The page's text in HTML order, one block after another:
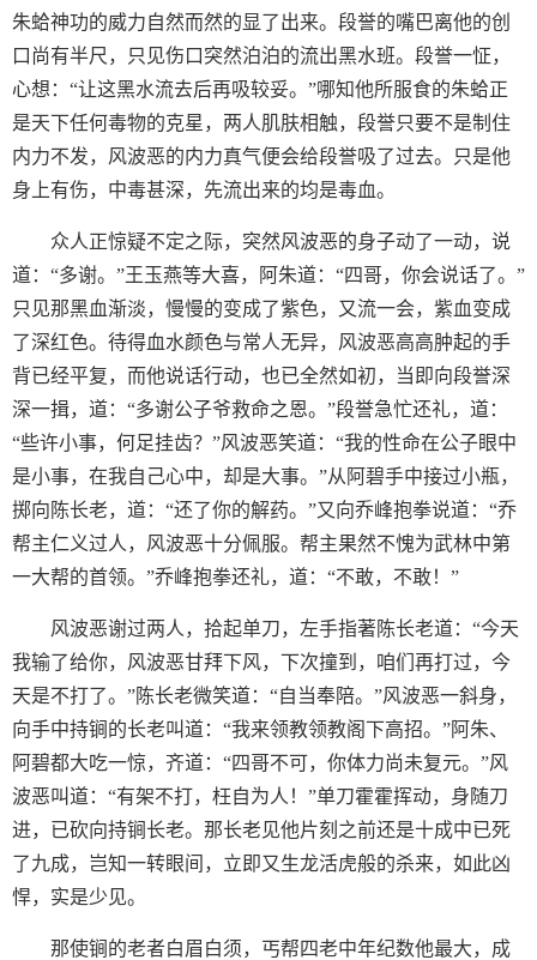
朱蛤神功的威力自然而然的显了出来。段誉的嘴巴离他的创
口尚有半尺，只见伤口突然泊泊的流出黑水班。段誉一怔，
心想：“让这黑水流去后再吸较妥。”哪知他所服食的朱蛤正
是天下任何毒物的克星，两人肌肤相触，段誉只要不是制住
内力不发，风波恶的内力真气便会给段誉吸了过去。只是他
身上有伤，中毒甚深，先流出来的均是毒血。
众人正惊疑不定之际，突然风波恶的身子动了一动，说
道：“多谢。”王玉燕等大喜，阿朱道：“四哥，你会说话了。”
只见那黑血渐淡，慢慢的变成了紫色，又流一会，紫血变成
了深红色。待得血水颜色与常人无异，风波恶高高肿起的手
背已经平复，而他说话行动，也已全然如初，当即向段誉深
深一揖，道：“多谢公子爷救命之恩。”段誉急忙还礼，道：
“些许小事，何足挂齿？”风波恶笑道：“我的性命在公子眼中
是小事，在我自己心中，却是大事。”从阿碧手中接过小瓶，
掷向陈长老，道：“还了你的解药。”又向乔峰抱拳说道：“乔
帮主仁义过人，风波恶十分佩服。帮主果然不愧为武林中第
一大帮的首领。”乔峰抱拳还礼，道：“不敢，不敢！”
风波恶谢过两人，拾起单刀，左手指著陈长老道：“今天
我输了给你，风波恶甘拜下风，下次撞到，咱们再打过，今
天是不打了。”陈长老微笑道：“自当奉陪。”风波恶一斜身，
向手中持锏的长老叫道：“我来领教领教阁下高招。”阿朱、
阿碧都大吃一惊，齐道：“四哥不可，你体力尚未复元。”风
波恶叫道：“有架不打，枉自为人！”单刀霍霍挥动，身随刀
进，已砍向持锏长老。那长老见他片刻之前还是十成中已死
了九成，岂知一转眼间，立即又生龙活虎般的杀来，如此凶
悍，实是少见。
那使锏的老者白眉白须，丐帮四老中年纪数他最大，成